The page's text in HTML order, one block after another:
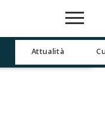
Attualità